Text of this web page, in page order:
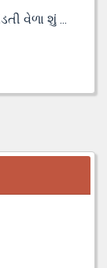
વેળા શું ...